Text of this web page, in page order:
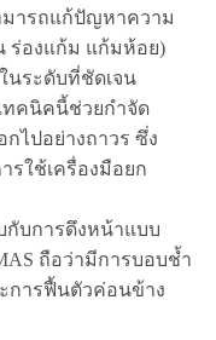
มารถแก้ปัญหาความ
ร่องแก้ม แก้มห้อย)
นระดับที่ชัดเจน
ทคนิคนี้ช่วยกำจัด
ไปอย่างถาวร ซึ่ง
รใช้เครื่องมือยก
กับการดึงหน้าแบบ
ถือว่ามีการบอบช้ำ
การฟื้นตัวค่อนข้าง